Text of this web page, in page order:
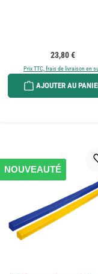
Prix régulier :
23,80 €
Prix TTC, frais de livraison en
AJOUTER AU
NOUVEAUTÉ